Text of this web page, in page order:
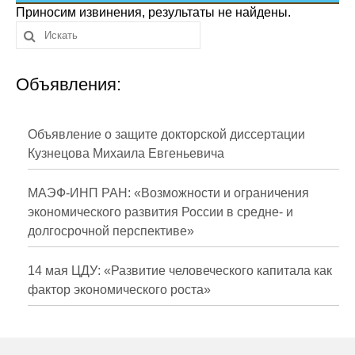
Сотрудники
Отчетность
Противодействие коррупции
Публикации
Научная жизнь
Издания
Проблемы прогнозирования
О журнале
Приносим извинения, результаты не найдены.
Объявления:
Объявление о защите докторской диссертации
Кузнецова Михаила Евгеньевича
МАЭФ-ИНП РАН: «Возможности и ограничения
экономического развития России в средне- и
долгосрочной перспективе»
14 мая ЦДУ: «Развитие человеческого капитала как
фактор экономического роста»